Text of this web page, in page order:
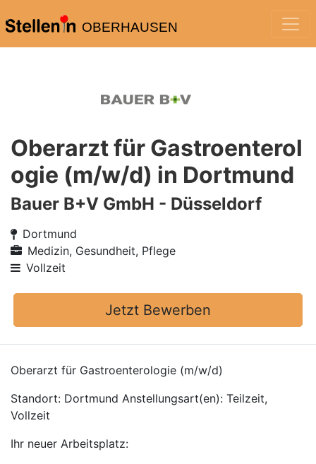
OBERHAUSEN
Oberarzt für Gastroenterol
ogie (m/w/d) in Dortmund
Bauer B+V GmbH - Düsseldorf
Dortmund
Medizin, Gesundheit, Pflege
Vollzeit
Jetzt Bewerben
Oberarzt für Gastroenterologie (m/w/d)
Standort: Dortmund Anstellungsart(en): Teilzeit,
Vollzeit
Ihr neuer Arbeitsplatz: